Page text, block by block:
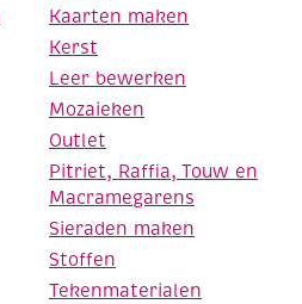
Kaarten maken
Kerst
Leer bewerken
Mozaieken
Outlet
Pitriet, Raffia, Touw en
Macramegarens
Sieraden maken
Stoffen
Tekenmaterialen